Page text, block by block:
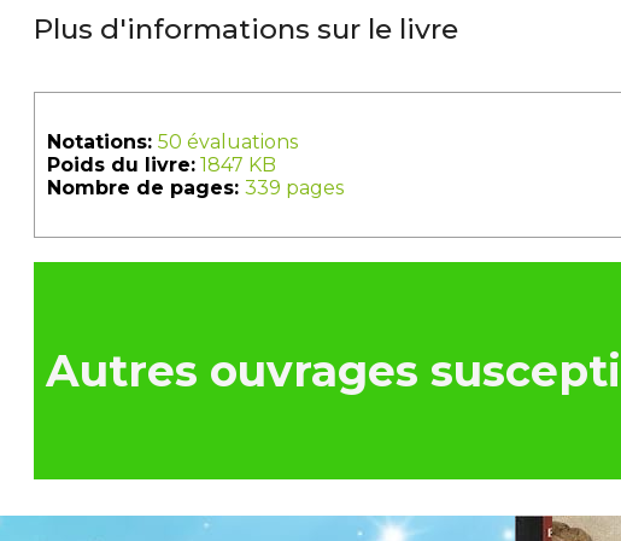
Plus d'informations sur le livre
Notations: 50 évaluations
Poids du livre: 1847 KB
Nombre de pages: 339 pages
Autres ouvrages